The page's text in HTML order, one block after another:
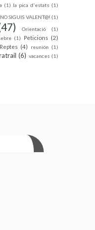
(1) la pica d'estats (1)
NO SIGUIS VALENT@! (1)
Orientació (1)
(1) Peticions (2)
Reptes (4) reunión (1)
(6) vacances (1)